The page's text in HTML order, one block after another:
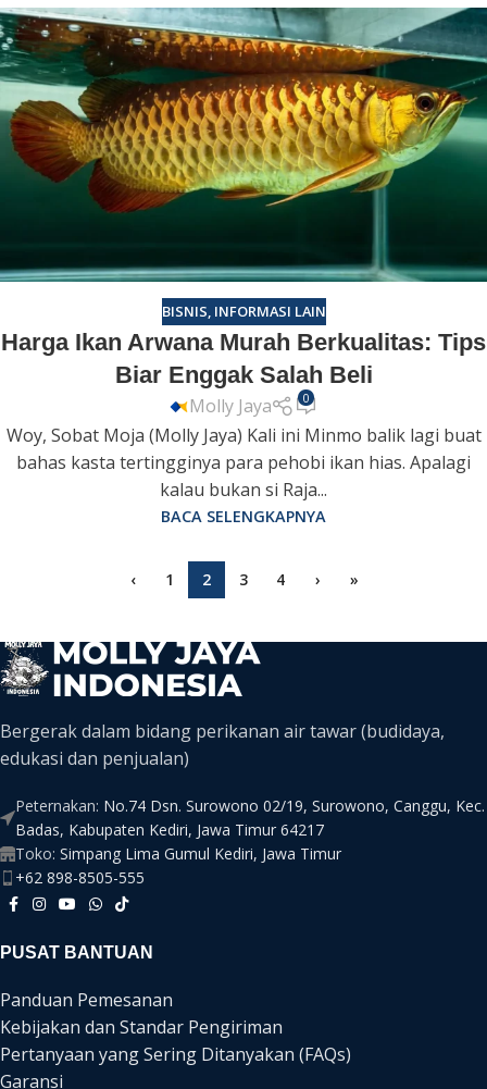
BISNIS, INFORMASI LAIN
Harga Ikan Arwana Murah Berkualitas: Tips
Biar Enggak Salah Beli
Molly Jaya 0
Woy, Sobat Moja (Molly Jaya) Kali ini Minmo balik lagi buat
bahas kasta tertingginya para pehobi ikan hias. Apalagi
kalau bukan si Raja...
BACA SELENGKAPNYA
‹ 1 2 3 4 › »
Bergerak dalam bidang perikanan air tawar (budidaya,
edukasi dan penjualan)
Peternakan: No.74 Dsn. Surowono 02/19, Surowono, Canggu, Kec.
Badas, Kabupaten Kediri, Jawa Timur 64217
Toko: Simpang Lima Gumul Kediri, Jawa Timur
+62 898-8505-555
PUSAT BANTUAN
Panduan Pemesanan
Kebijakan dan Standar Pengiriman
Pertanyaan yang Sering Ditanyakan (FAQs)
Garansi